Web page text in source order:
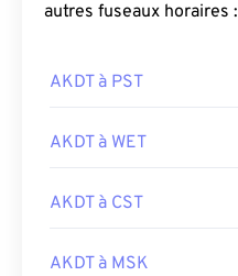
autres fuseaux horaires :
AKDT à PST
AKDT à WET
AKDT à CST
AKDT à MSK